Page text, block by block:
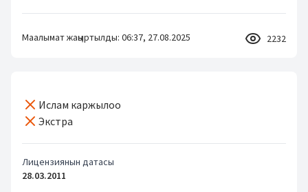
Маалымат жаңыртылды: 06:37, 27.08.2025 2232
Ислам каржылоо
Экстра
Лицензиянын датасы
28.03.2011